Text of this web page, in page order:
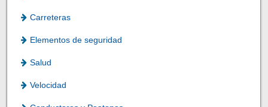
Carreteras
Elementos de seguridad
Salud
Velocidad